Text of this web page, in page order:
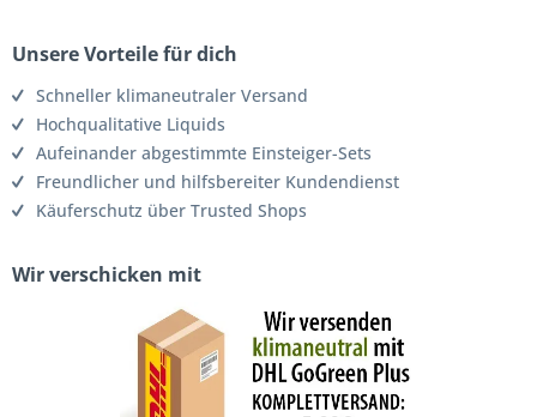
Unsere Vorteile für dich
Schneller klimaneutraler Versand
Hochqualitative Liquids
Aufeinander abgestimmte Einsteiger-Sets
Freundlicher und hilfsbereiter Kundendienst
Käuferschutz über Trusted Shops
Wir verschicken mit